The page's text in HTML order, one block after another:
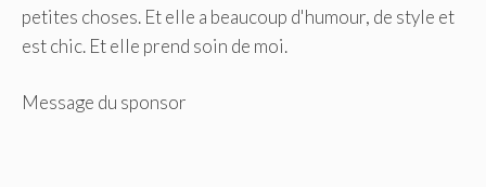
petites choses. Et elle a beaucoup d'humour, de style et
est chic. Et elle prend soin de moi.
Message du sponsor